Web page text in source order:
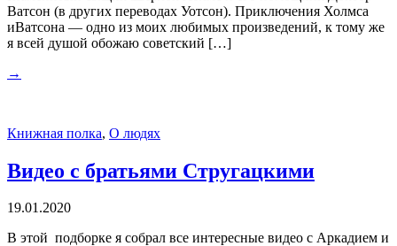
Ватсон (в других переводах Уотсон). Приключения Холмса
иВатсона — одно из моих любимых произведений, к тому же
я всей душой обожаю советский […]
→
Книжная полка, О людях
Видео с братьями Стругацкими
19.01.2020
В этой подборке я собрал все интересные видео с Аркадием и